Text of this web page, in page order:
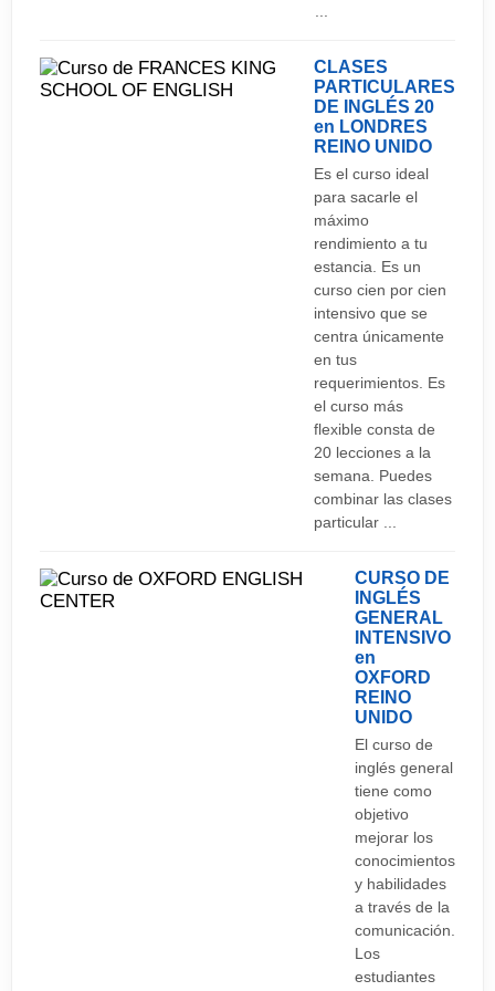
CLASES
PARTICULARES
DE INGLÉS 20
en LONDRES
REINO UNIDO
Es el curso ideal
para sacarle el
máximo
rendimiento a tu
estancia. Es un
curso cien por cien
intensivo que se
centra únicamente
en tus
requerimientos. Es
el curso más
flexible consta de
20 lecciones a la
semana. Puedes
combinar las clases
particular ...
CURSO DE
INGLÉS
GENERAL
INTENSIVO
en
OXFORD
REINO
UNIDO
El curso de
inglés general
tiene como
objetivo
mejorar los
conocimientos
y habilidades
a través de la
comunicación.
Los
estudiantes